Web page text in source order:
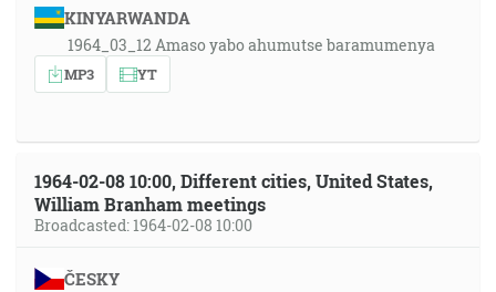
KINYARWANDA
1964_03_12 Amaso yabo ahumutse baramumenya
MP3 YT
1964-02-08 10:00, Different cities, United States,
William Branham meetings
Broadcasted: 1964-02-08 10:00
ČESKY